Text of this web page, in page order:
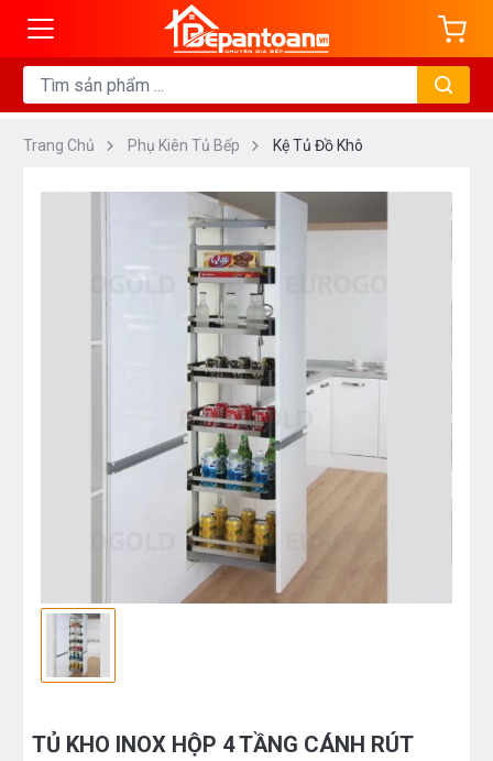
Trang Chủ Phụ Kiên Tủ Bếp Kệ Tủ Đồ Khô
TỦ KHO INOX HỘP 4 TẦNG CÁNH RÚT